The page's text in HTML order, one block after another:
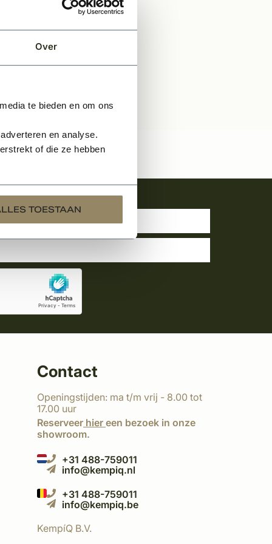
Over
te bieden en om ons
en analyse.
of die ze hebben
TOESTAAN
Contact
Openingstijden: ma t/m vrij - 8.00 tot
17.00 uur
Reserveer hier een bezoek in onze
showroom.
+31 488-759011
info@kempiq.nl
+31 488-759011
info@kempiq.be
KempíQ B.V.